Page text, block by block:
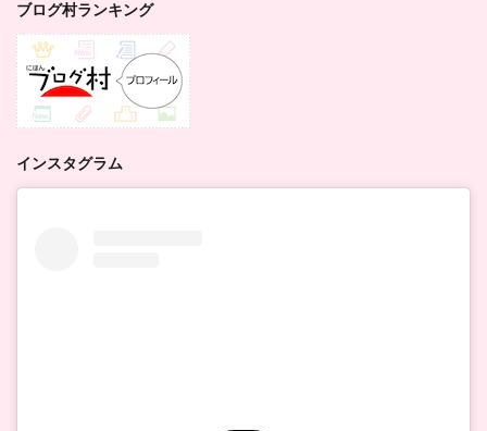
ブログ村ランキング
インスタグラム